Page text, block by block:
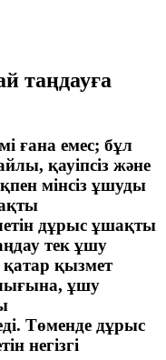
таңдауға
ғана емес; бұл
қауіпсіз және
мінсіз ұшуды
дұрыс ұшақты
тек ұшу
қызмет
ұшу
Төменде дұрыс
негізгі